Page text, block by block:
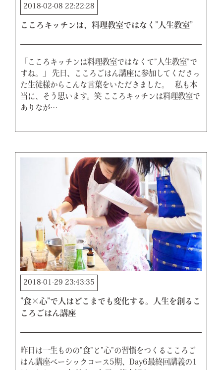
2018-02-08 22:22:28
こころキッチンは、料理教室ではなく”人生教室”
「こころキッチンは料理教室ではなくて”人生教室”で
すね。」 先日、こころごはん講座に参加してくださっ
た生徒様からこんな言葉をいただきました。 私も本
当に、そう思います。笑 こころキッチンは料理教室で
ありなが…
2018-01-29 23:43:35
”食×心”で人はどこまでも変化する。人生を創るこ
ころごはん講座
昨日は一生ものの”食”と”心”の習慣をつくるこころご
はん講座ベーシックコース5期、Day6最終回講義の1